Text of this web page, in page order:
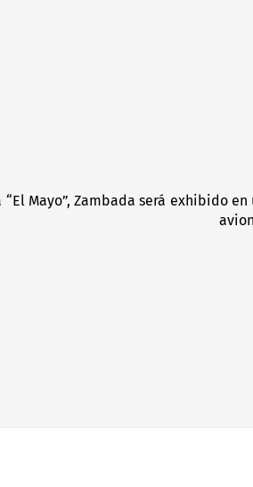
Mayo”, Zambada será exhibido en